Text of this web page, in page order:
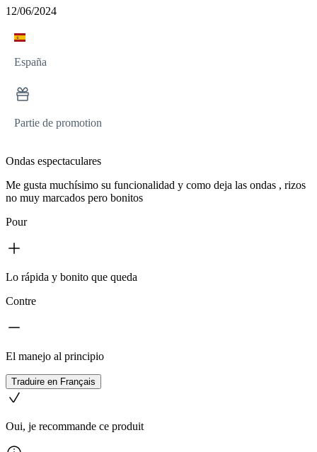
12/06/2024
España
Partie de promotion
Ondas espectaculares
Me gusta muchísimo su funcionalidad y como deja las ondas , rizos
no muy marcados pero bonitos
Pour
Lo rápida y bonito que queda
Contre
El manejo al principio
Traduire en Français
Oui, je recommande ce produit